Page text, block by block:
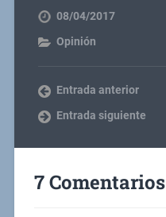
08/04/2017
Opinión
Entrada anterior
Entrada siguiente
7 Comentarios